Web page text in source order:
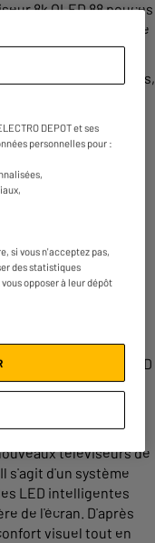
8k OLED 88 pouces
pour une
rassurez-vous,
de nombreux
excellent rapport
(ultra haute
d'image. De même
Dolby
en immersion
un modèle de
vous proposons le
téléviseurs LED UHD
les amateurs
digne d'un
téléviseurs de
s'agit d'un système
LED intelligentes
de l'écran. D'après
visuel tout en
DEPOT et ses
personnelles pour :
si vous n'acceptez pas,
des statistiques
opposer à leur dépôt